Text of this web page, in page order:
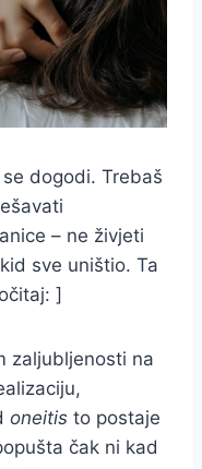
dogodi. Trebaš
– ne živjeti
sve uništio. Ta
]
zaljubljenosti na
oneitis to postaje
čak ni kad